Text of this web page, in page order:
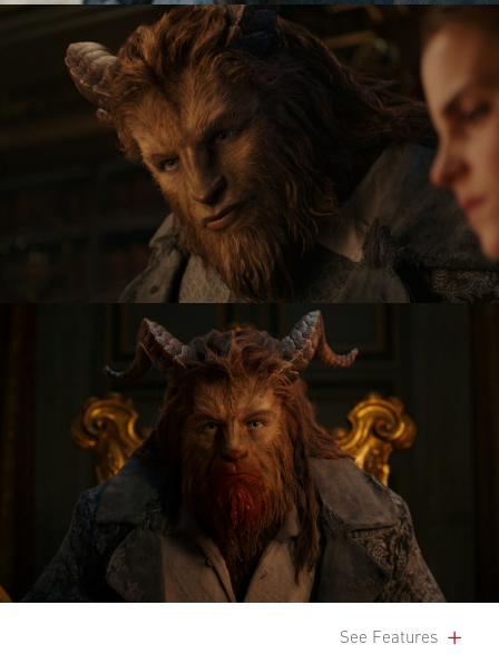
See Features